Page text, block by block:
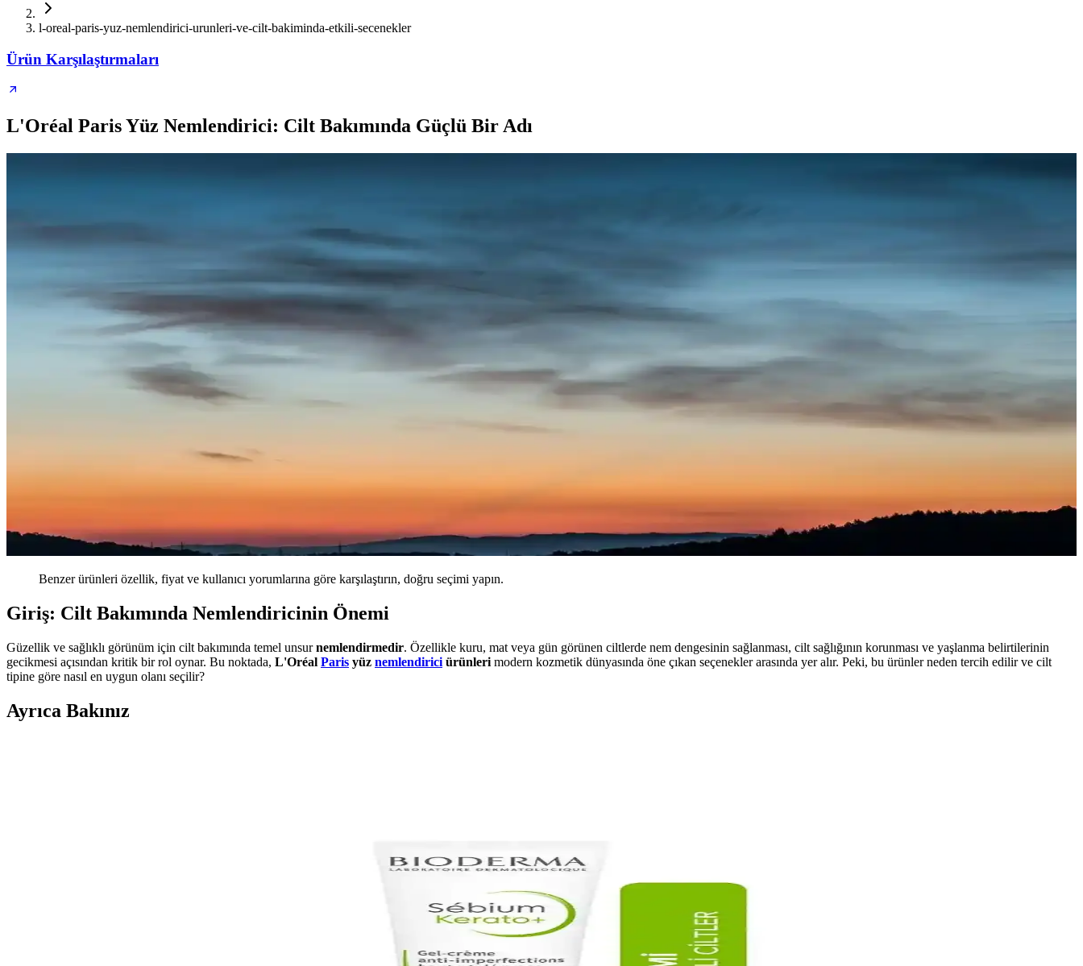
l-oreal-paris-yuz-nemlendirici-urunleri-ve-cilt-bakiminda-etkili-secenekler
Ürün Karşılaştırmaları
L'Oréal Paris Yüz Nemlendirici: Cilt Bakımında Güçlü Bir Adı
Benzer ürünleri özellik, fiyat ve kullanıcı yorumlarına göre karşılaştırın, doğru seçimi yapın.
Giriş: Cilt Bakımında Nemlendiricinin Önemi
Güzellik ve sağlıklı görünüm için cilt bakımında temel unsurnemlendirmedir. Özellikle kuru, mat veya gün görünen ciltlerde nem dengesinin sağlanması, cilt sağlığının korunması ve yaşlanma belirtilerinin
gecikmesi açısından kritik bir rol oynar. Bu noktada, L'Oréal Paris yüz nemlendirici ürünleri modern kozmetik dünyasında öne çıkan seçenekler arasında yer alır. Peki, bu ürünler neden tercih edilir ve cilt
tipine göre nasıl en uygun olanı seçilir?
Ayrıca Bakınız
Akneye eğilimli ciltler için uygun temizleme jeli seçimi, kullanımı ve bakım önerileriyle cilt sağlığını koruma ve akne oluşumunu azaltma yolları anlatılıyor.
Alerji Kremleri ve Bepanthol Benzeri Ürünler: Cilt Rahatsızlıklarına Çözüm Arayışları
Alerji kremleri, cilt tahrişi ve kızarıklığı hafifletir, Bepanthol gibi ürünler cilt onarımını destekler, kullanımı ve dikkat edilmesi gerekenler hakkında bilgiler içerir.
Akne Problemi ve Cilt Jeli Kullanımı: Cilt Sağlığını Koruma Yöntemleri